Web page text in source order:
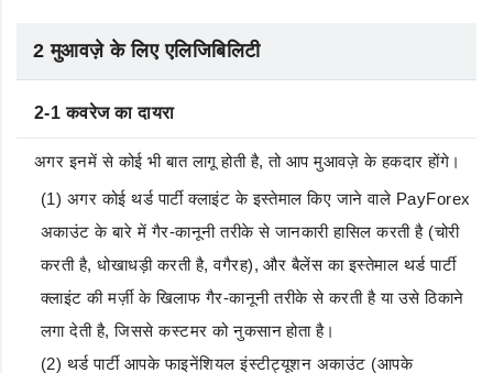
2 मुआवज़े के लिए एलिजिबिलिटी
2-1 कवरेज का दायरा
अगर इनमें से कोई भी बात लागू होती है, तो आप मुआवज़े के हकदार होंगे।
(1) अगर कोई थर्ड पार्टी क्लाइंट के इस्तेमाल किए जाने वाले PayForex
अकाउंट के बारे में गैर-कानूनी तरीके से जानकारी हासिल करती है (चोरी
करती है, धोखाधड़ी करती है, वगैरह), और बैलेंस का इस्तेमाल थर्ड पार्टी
क्लाइंट की मर्ज़ी के खिलाफ गैर-कानूनी तरीके से करती है या उसे ठिकाने
लगा देती है, जिससे कस्टमर को नुकसान होता है।
(2) थर्ड पार्टी आपके फाइनेंशियल इंस्टीट्यूशन अकाउंट (आपके